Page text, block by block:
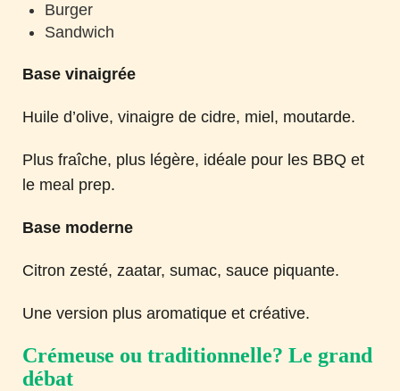
Burger
Sandwich
Base vinaigrée
Huile d’olive, vinaigre de cidre, miel, moutarde.
Plus fraîche, plus légère, idéale pour les BBQ et
le meal prep.
Base moderne
Citron zesté, zaatar, sumac, sauce piquante.
Une version plus aromatique et créative.
Crémeuse ou traditionnelle? Le grand
débat